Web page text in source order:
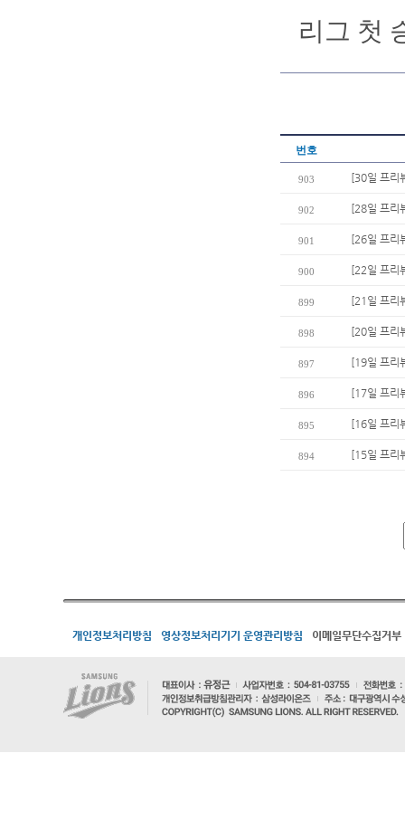
리그 첫
번호
903 [30일 프리
902 [28일 프리
901 [26일 프리
900 [22일 프리
899 [21일 프리
898 [20일 프리
897 [19일 프리
896 [17일 프리
895 [16일 프리
894 [15일 프리
개인정보처리방침 영상정보처리기기 운영관리방침 이메일무단수집거부